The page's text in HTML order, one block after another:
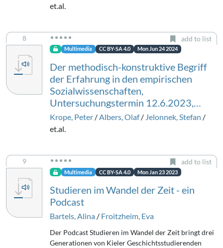
et.al.
8 add to list
Multimedia CC BY-SA 4.0 Mon Jun 24 2024
Der methodisch-konstruktive Begriff
der Erfahrung in den empirischen
Sozialwissenschaften,
Untersuchungstermin 12.6.2023,…
Krope, Peter /Albers, Olaf/ Jelonnek, Stefan /
et.al.
9 add to list
Multimedia CC BY-SA 4.0 Mon Jan 23 2023
Studieren im Wandel der Zeit - ein
Podcast
Bartels, Alina / Froitzheim, Eva
Der Podcast Studieren im Wandel der Zeit bringt drei
Generationen von Kieler Geschichtsstudierenden